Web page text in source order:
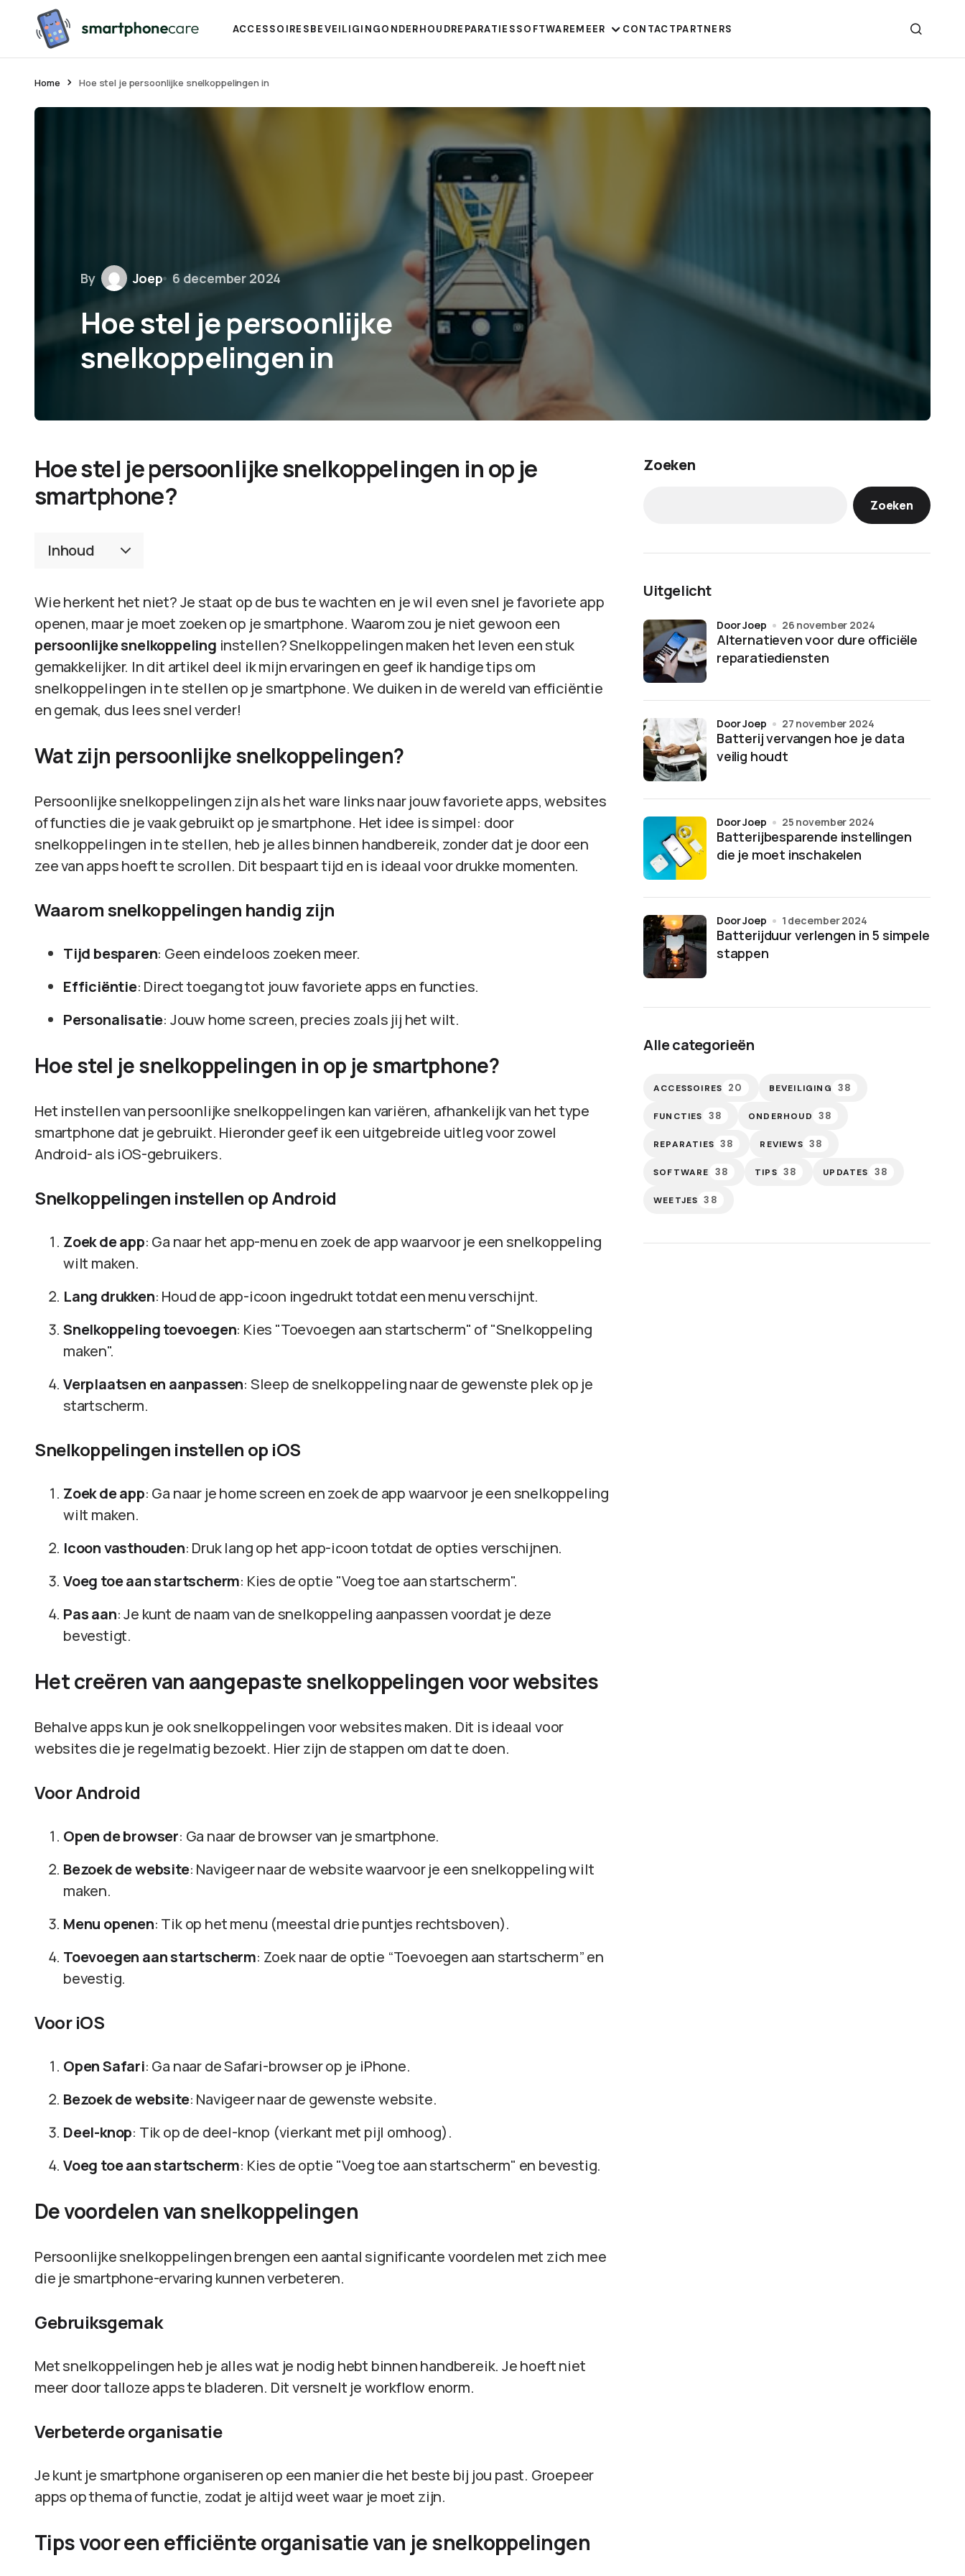
ACCESSOIRESBEVEILIGINGONDERHOUDREPARATIESSOFTWAREMEER CONTACTPARTNERS
Home Hoe stel je persoonlijke snelkoppelingen in
By Joep 6 december 2024
Hoe stel je persoonlijke
snelkoppelingen in
Hoe stel je persoonlijke snelkoppelingen in op je
smartphone?
Inhoud
Wie herkent het niet? Je staat op de bus te wachten en je wil even snel je favoriete app
openen, maar je moet zoeken op je smartphone. Waarom zou je niet gewoon een
persoonlijke snelkoppeling instellen? Snelkoppelingen maken het leven een stuk
gemakkelijker. In dit artikel deel ik mijn ervaringen en geef ik handige tips om
snelkoppelingen in te stellen op je smartphone. We duiken in de wereld van efficiëntie
en gemak, dus lees snel verder!
Wat zijn persoonlijke snelkoppelingen?
Persoonlijke snelkoppelingen zijn als het ware links naar jouw favoriete apps, websites
of functies die je vaak gebruikt op je smartphone. Het idee is simpel: door
snelkoppelingen in te stellen, heb je alles binnen handbereik, zonder dat je door een
zee van apps hoeft te scrollen. Dit bespaart tijd en is ideaal voor drukke momenten.
Waarom snelkoppelingen handig zijn
Tijd besparen: Geen eindeloos zoeken meer.
Efficiëntie: Direct toegang tot jouw favoriete apps en functies.
Personalisatie: Jouw home screen, precies zoals jij het wilt.
Hoe stel je snelkoppelingen in op je smartphone?
Het instellen van persoonlijke snelkoppelingen kan variëren, afhankelijk van het type
smartphone dat je gebruikt. Hieronder geef ik een uitgebreide uitleg voor zowel
Android- als iOS-gebruikers.
Snelkoppelingen instellen op Android
Zoek de app: Ga naar het app-menu en zoek de app waarvoor je een snelkoppeling
wilt maken.
Lang drukken: Houd de app-icoon ingedrukt totdat een menu verschijnt.
Snelkoppeling toevoegen: Kies "Toevoegen aan startscherm" of "Snelkoppeling
maken".
Verplaatsen en aanpassen: Sleep de snelkoppeling naar de gewenste plek op je
startscherm.
Snelkoppelingen instellen op iOS
Zoek de app: Ga naar je home screen en zoek de app waarvoor je een snelkoppeling
wilt maken.
Icoon vasthouden: Druk lang op het app-icoon totdat de opties verschijnen.
Voeg toe aan startscherm: Kies de optie "Voeg toe aan startscherm".
Pas aan: Je kunt de naam van de snelkoppeling aanpassen voordat je deze
bevestigt.
Het creëren van aangepaste snelkoppelingen voor websites
Behalve apps kun je ook snelkoppelingen voor websites maken. Dit is ideaal voor
websites die je regelmatig bezoekt. Hier zijn de stappen om dat te doen.
Voor Android
Open de browser: Ga naar de browser van je smartphone.
Bezoek de website: Navigeer naar de website waarvoor je een snelkoppeling wilt
maken.
Menu openen: Tik op het menu (meestal drie puntjes rechtsboven).
Toevoegen aan startscherm: Zoek naar de optie “Toevoegen aan startscherm” en
bevestig.
Voor iOS
Open Safari: Ga naar de Safari-browser op je iPhone.
Bezoek de website: Navigeer naar de gewenste website.
Deel-knop: Tik op de deel-knop (vierkant met pijl omhoog).
Voeg toe aan startscherm: Kies de optie "Voeg toe aan startscherm" en bevestig.
De voordelen van snelkoppelingen
Persoonlijke snelkoppelingen brengen een aantal significante voordelen met zich mee
die je smartphone-ervaring kunnen verbeteren.
Gebruiksgemak
Met snelkoppelingen heb je alles wat je nodig hebt binnen handbereik. Je hoeft niet
meer door talloze apps te bladeren. Dit versnelt je workflow enorm.
Verbeterde organisatie
Je kunt je smartphone organiseren op een manier die het beste bij jou past. Groepeer
apps op thema of functie, zodat je altijd weet waar je moet zijn.
Tips voor een efficiënte organisatie van je snelkoppelingen
Zoeken
Zoeken
Uitgelicht
Alternatieven voor dure officiële
reparatiediensten
door Joep 26 november 2024
Batterij vervangen hoe je data
veilig houdt
door Joep 27 november 2024
Batterijbesparende instellingen
die je moet inschakelen
door Joep 25 november 2024
Batterijduur verlengen in 5 simpele
stappen
door Joep 1 december 2024
Alle categorieën
ACCESSOIRES 20 BEVEILIGING 38
FUNCTIES 38 ONDERHOUD 38
REPARATIES 38 REVIEWS 38
SOFTWARE 38 TIPS 38 UPDATES 38
WEETJES 38